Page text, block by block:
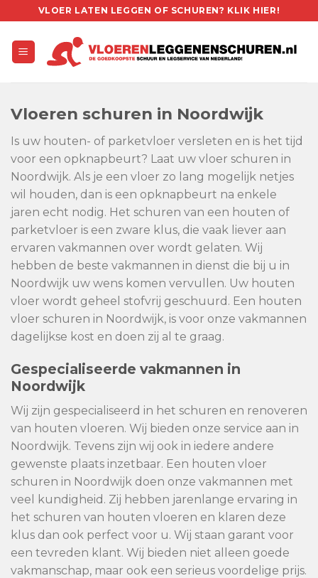
to
content
VLOER LATEN LEGGEN OF SCHUREN? KLIK HIER!
Vloeren schuren in Noordwijk
Is uw houten- of parketvloer versleten en is het tijd
voor een opknapbeurt? Laat uw vloer schuren in
Noordwijk. Als je een vloer zo lang mogelijk netjes
wil houden, dan is een opknapbeurt na enkele
jaren echt nodig. Het schuren van een houten of
parketvloer is een zware klus, die vaak liever aan
ervaren vakmannen over wordt gelaten. Wij
hebben de beste vakmannen in dienst die bij u in
Noordwijk uw wens komen vervullen. Uw houten
vloer wordt geheel stofvrij geschuurd. Een houten
vloer schuren in Noordwijk, is voor onze vakmannen
dagelijkse kost en doen zij al te graag.
Gespecialiseerde vakmannen in
Noordwijk
Wij zijn gespecialiseerd in het schuren en renoveren
van houten vloeren. Wij bieden onze service aan in
Noordwijk. Tevens zijn wij ook in iedere andere
gewenste plaats inzetbaar. Een houten vloer
schuren in Noordwijk doen onze vakmannen met
veel kundigheid. Zij hebben jarenlange ervaring in
het schuren van houten vloeren en klaren deze
klus dan ook perfect voor u. Wij staan garant voor
een tevreden klant. Wij bieden niet alleen goede
vakmanschap, maar ook een serieus voordelige prijs.